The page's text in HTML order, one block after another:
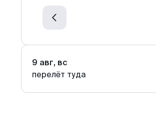
9 авг, вс
перелёт туда